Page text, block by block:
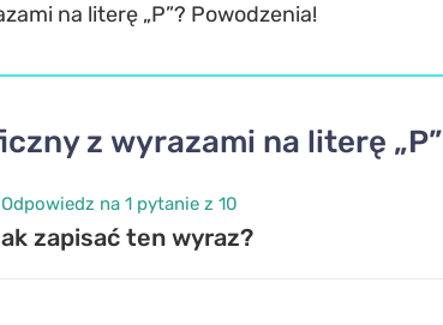
na literę „P”? Powodzenia!
z wyrazami na literę „P”
Odpowiedz na 1 pytanie z 10
zapisać ten wyraz?